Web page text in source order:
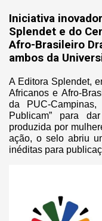
Iniciativa
Splendet e do
Afro-Brasileiro
ambos da
A Editora Splendet,
Africanos e Afro-
da PUC-
Publicam” para
produzida por
ação, o selo abriu
inéditas para